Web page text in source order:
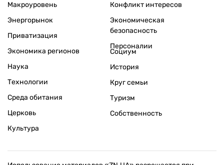
Макроуровень
Энергорынок
Приватизация
Экономика регионов
Конфликт интересов
Экономическая
безопасность
Персоналии
Наука
Технологии
Среда обитания
Церковь
Культура
Социум
История
Круг семьи
Туризм
Собственность